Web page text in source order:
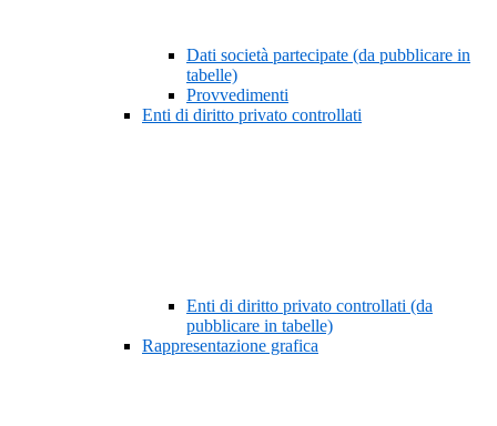
Dati società partecipate (da pubblicare in
tabelle)
Provvedimenti
Enti di diritto privato controllati
Enti di diritto privato controllati (da
pubblicare in tabelle)
Rappresentazione grafica